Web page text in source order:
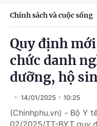
Chính sách và cuộc sống
Quy định
chức danh
dưỡng, hộ
14/01/2025 10:25
(Chinhphu.vn) - Bộ Y
02/2025/TT-BYT quy